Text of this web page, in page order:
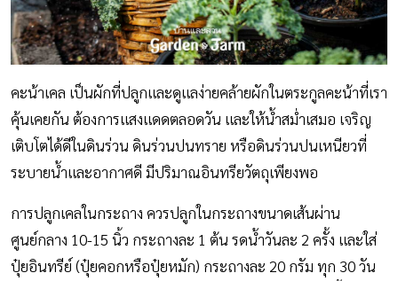
คะน้าเคล เป็นผักที่ปลูกและดูแลง่ายคล้ายผักในตระกูลคะน้าที่เรา
คุ้นเคยกัน ต้องการแสงแดดตลอดวัน และให้น้ำสม่ำเสมอ เจริญ
เติบโตได้ดีในดินร่วน ดินร่วนปนทราย หรือดินร่วนปนเหนียวที่
ระบายน้ำและอากาศดี มีปริมาณอินทรียวัตถุเพียงพอ
การปลูกเคลในกระถาง ควรปลูกในกระถางขนาดเส้นผ่าน
ศูนย์กลาง 10-15 นิ้ว กระถางละ 1 ต้น รดน้ำวันละ 2 ครั้ง และใส่
ปุ๋ยอินทรีย์ (ปุ๋ยคอกหรือปุ๋ยหมัก) กระถางละ 20 กรัม ทุก 30 วัน